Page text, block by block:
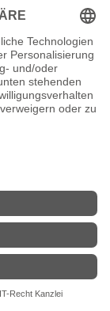
Lindlova